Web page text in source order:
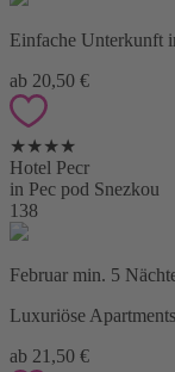
Einfache Unterkunft
ab 20,50 €
★★★★
Hotel Pecr
in Pec pod Snezkou
138
Februar min. 5
Luxuriöse
ab 21,50 €